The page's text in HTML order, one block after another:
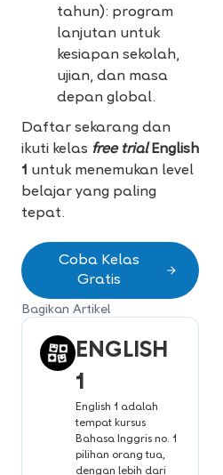
tahun): program
lanjutan untuk
kesiapan sekolah,
ujian, dan masa
depan global.
Daftar sekarang dan
ikuti kelas free trialEnglish
1 untuk menemukan level
belajar yang paling
tepat.
Coba Kelas
Gratis
Bagikan Artikel
ENGLISH
1
English 1 adalah
tempat kursus
Bahasa Inggris no. 1
pilihan orang tua,
dengan lebih dari